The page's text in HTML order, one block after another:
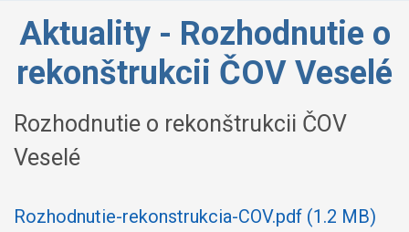
Aktuality - Rozhodnutie o
rekonštrukcii ČOV Veselé
Rozhodnutie o rekonštrukcii ČOV
Veselé
Rozhodnutie-rekonstrukcia-COV.pdf (1.2 MB)